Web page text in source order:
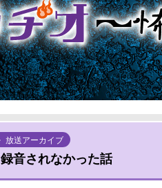
放送アーカイブ
音されなかった話